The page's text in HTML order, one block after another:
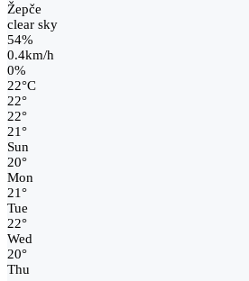
Žepče
clear sky
54%
0.4km/h
0%
22°C
22°
22°
21°
Sun
20°
Mon
21°
Tue
22°
Wed
20°
Thu